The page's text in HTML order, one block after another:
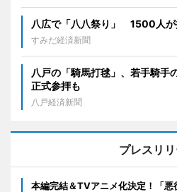
八広で「八八祭り」 1500人が
すみだ経済新聞
八戸の「騎馬打毬」、若手騎
正式参拝も
八戸経済新聞
プレスリ
本編完結＆TVアニメ化決定！「悪